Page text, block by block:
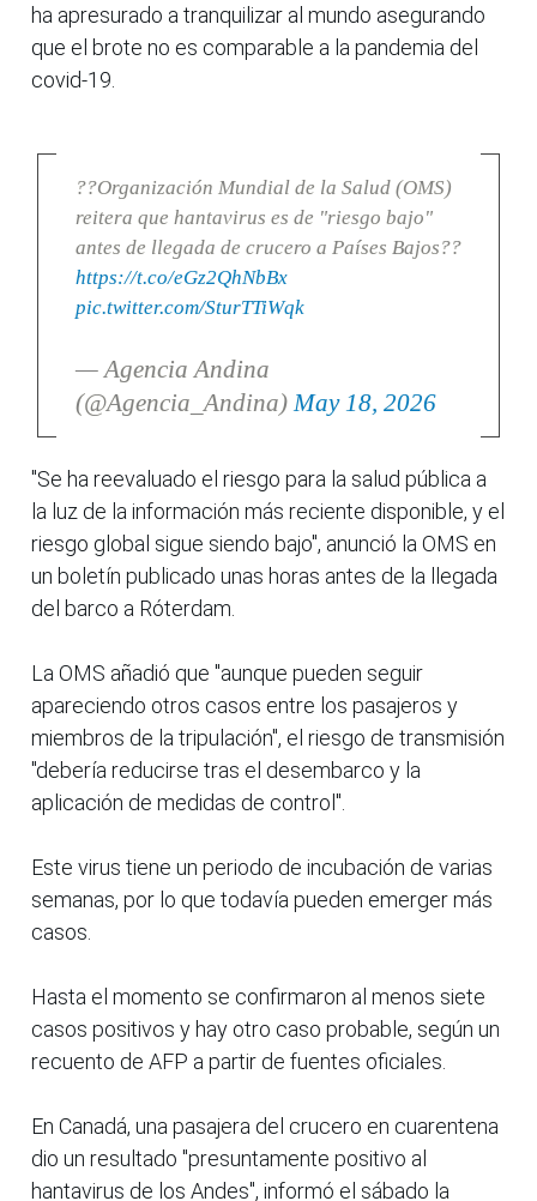
ha apresurado a tranquilizar al mundo asegurando
que el brote no es comparable a la pandemia del
covid-19.
??Organización Mundial de la Salud (OMS)
reitera que hantavirus es de "riesgo bajo"
antes de llegada de crucero a Países Bajos??
https://t.co/eGz2QhNbBx
pic.twitter.com/SturTTiWqk
— Agencia Andina
(@Agencia_Andina) May 18, 2026
"Se ha reevaluado el riesgo para la salud pública a
la luz de la información más reciente disponible, y el
riesgo global sigue siendo bajo", anunció la OMS en
un boletín publicado unas horas antes de la llegada
del barco a Róterdam.
La OMS añadió que "aunque pueden seguir
apareciendo otros casos entre los pasajeros y
miembros de la tripulación", el riesgo de transmisión
"debería reducirse tras el desembarco y la
aplicación de medidas de control".
Este virus tiene un periodo de incubación de varias
semanas, por lo que todavía pueden emerger más
casos.
Hasta el momento se confirmaron al menos siete
casos positivos y hay otro caso probable, según un
recuento de AFP a partir de fuentes oficiales.
En Canadá, una pasajera del crucero en cuarentena
dio un resultado "presuntamente positivo al
hantavirus de los Andes", informó el sábado la